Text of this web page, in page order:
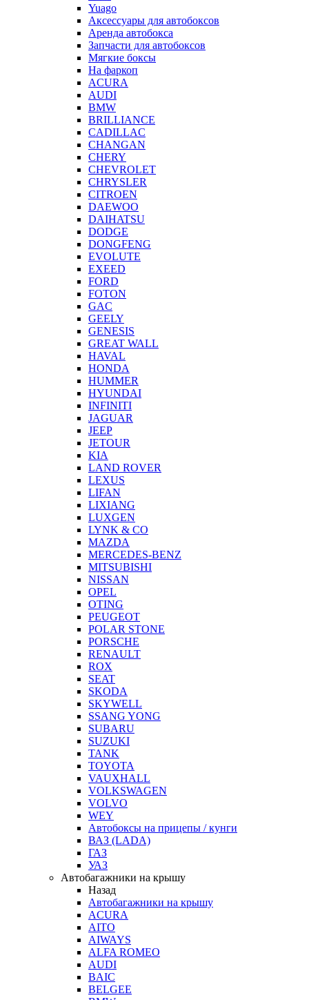
Yuago
Аксессуары для автобоксов
Аренда автобокса
Запчасти для автобоксов
Мягкие боксы
На фаркоп
ACURA
AUDI
BMW
BRILLIANCE
CADILLAC
CHANGAN
CHERY
CHEVROLET
CHRYSLER
CITROEN
DAEWOO
DAIHATSU
DODGE
DONGFENG
EVOLUTE
EXEED
FORD
FOTON
GAC
GEELY
GENESIS
GREAT WALL
HAVAL
HONDA
HUMMER
HYUNDAI
INFINITI
JAGUAR
JEEP
JETOUR
KIA
LAND ROVER
LEXUS
LIFAN
LIXIANG
LUXGEN
LYNK & CO
MAZDA
MERCEDES-BENZ
MITSUBISHI
NISSAN
OPEL
OTING
PEUGEOT
POLAR STONE
PORSCHE
RENAULT
ROX
SEAT
SKODA
SKYWELL
SSANG YONG
SUBARU
SUZUKI
TANK
TOYOTA
VAUXHALL
VOLKSWAGEN
VOLVO
WEY
Автобоксы на прицепы / кунги
ВАЗ (LADA)
ГАЗ
УАЗ
Автобагажники на крышу
Назад
Автобагажники на крышу
ACURA
AITO
AIWAYS
ALFA ROMEO
AUDI
BAIC
BELGEE